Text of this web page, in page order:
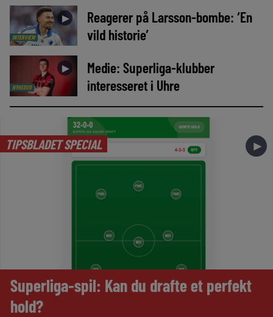
INTERVIEW
►
Reagerer på Larsson-bombe: ‘En
vild historie’
NYHEDER
►
Medie: Superliga-klubber
interesseret i Uhre
TIPSBLADET SPECIAL ►
Superliga-spil: Kan du drafte et perfekt
hold?